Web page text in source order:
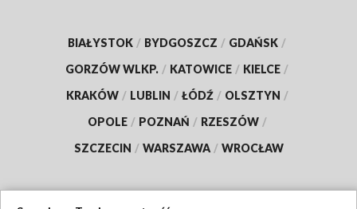
BIAŁYSTOK / BYDGOSZCZ / GDAŃSK /
GORZÓW WLKP. / KATOWICE / KIELCE /
KRAKÓW / LUBLIN / ŁÓDŹ / OLSZTYN /
OPOLE / POZNAŃ / RZESZÓW /
SZCZECIN / WARSZAWA / WROCŁAW